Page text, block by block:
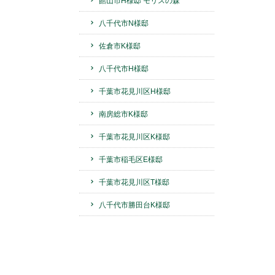
八千代市N様邸
佐倉市K様邸
八千代市H様邸
千葉市花見川区H様邸
南房総市K様邸
千葉市花見川区K様邸
千葉市稲毛区E様邸
千葉市花見川区T様邸
八千代市勝田台K様邸